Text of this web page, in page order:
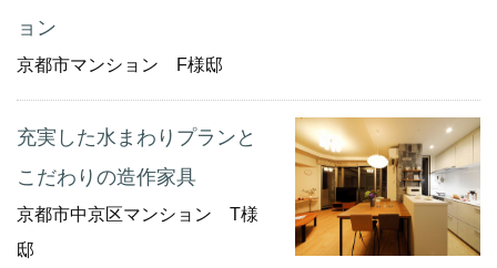
ョン
京都市マンション F様邸
充実した水まわりプランと
こだわりの造作家具
京都市中京区マンション T様
邸